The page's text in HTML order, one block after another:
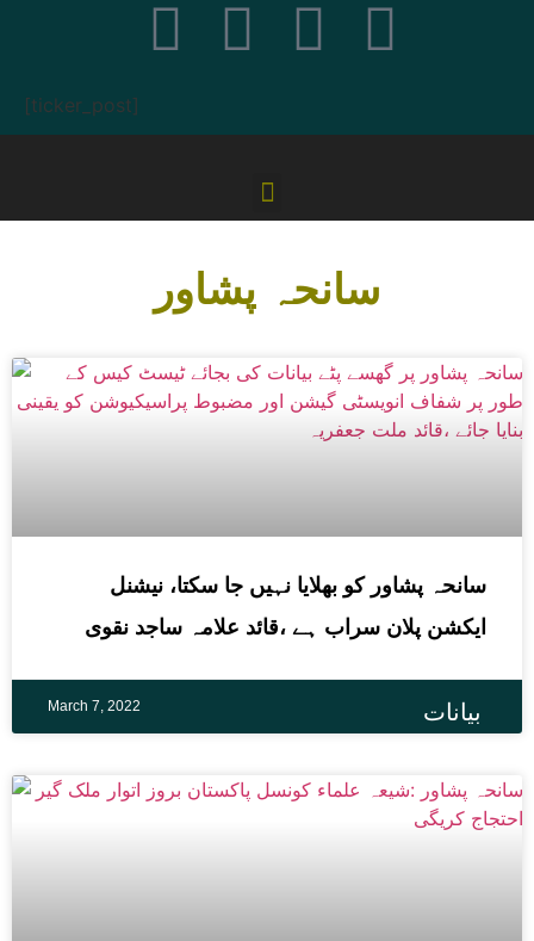
[ticker_post]
سانحہ پشاور
بیانات
سانحہ پشاور کو بھلایا نہیں جا سکتا، نیشنل
ایکشن پلان سراب ہے ،قائد علامہ ساجد نقوی
March 7, 2022